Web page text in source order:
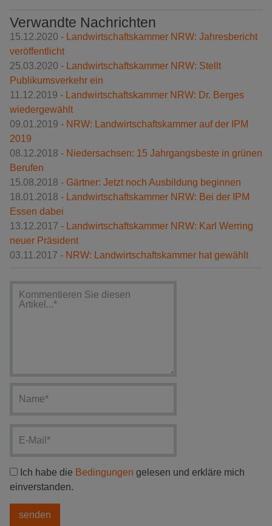
Verwandte Nachrichten
15.12.2020 - Landwirtschaftskammer NRW: Jahresbericht
veröffentlicht
25.03.2020 - Landwirtschaftskammer NRW: Stellt
Publikumsverkehr ein
11.12.2019 - Landwirtschaftskammer NRW: Dr. Berges
wiedergewählt
09.01.2019 - NRW: Landwirtschaftskammer auf der IPM
2019
08.12.2018 - Niedersachsen: 15 Jahrgangsbeste in grünen
Berufen
15.08.2018 - Gärtner: Jetzt noch Ausbildung beginnen
18.01.2018 - Landwirtschaftskammer NRW: Bei der IPM
Essen dabei
13.12.2017 - Landwirtschaftskammer NRW: Karl Werring
neuer Präsident
03.11.2017 - NRW: Landwirtschaftskammer hat gewählt
Ich habe die Bedingungen gelesen und erkläre mich
einverstanden.